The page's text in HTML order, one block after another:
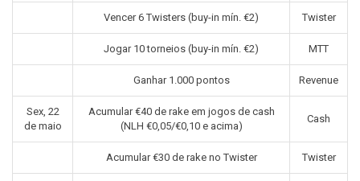
Vencer 6 Twisters (buy-in mín. €2) Twister
Jogar 10 torneios (buy-in mín. €2) MTT
Ganhar 1.000 pontos Revenue
Sex, 22
de maio
Acumular €40 de rake em jogos de cash
(NLH €0,05/€0,10 e acima)
Cash
Acumular €30 de rake no Twister Twister